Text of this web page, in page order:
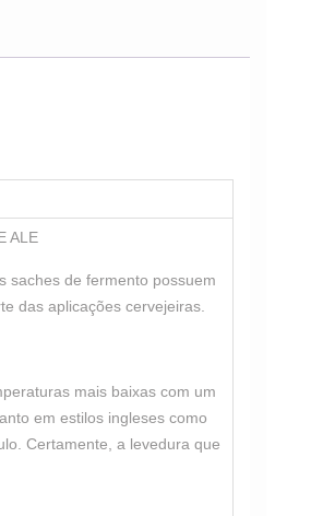
ALE
saches de fermento possuem
das aplicações cervejeiras.
mais baixas com um
em estilos ingleses como
Certamente, a levedura que